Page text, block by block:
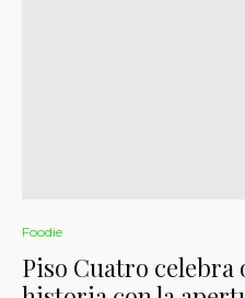
Foodie
Piso Cuatro celebra